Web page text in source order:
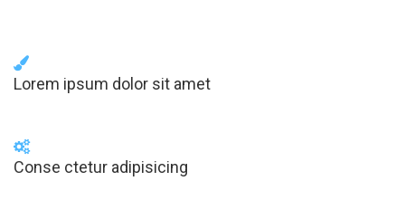
Lorem ipsum dolor sit amet
Conse ctetur adipisicing